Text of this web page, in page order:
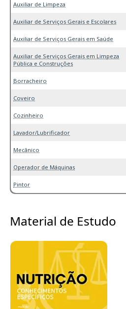
Auxiliar de Limpeza
Auxiliar de Serviços Gerais e Escolares
Auxiliar de Serviços Gerais em Saúde
Auxiliar de Serviços Gerais em Limpeza
Pública e Construções
Borracheiro
Coveiro
Cozinheiro
Lavador/Lubrificador
Mecânico
Operador de Máquinas
Pintor
Material de Estudo